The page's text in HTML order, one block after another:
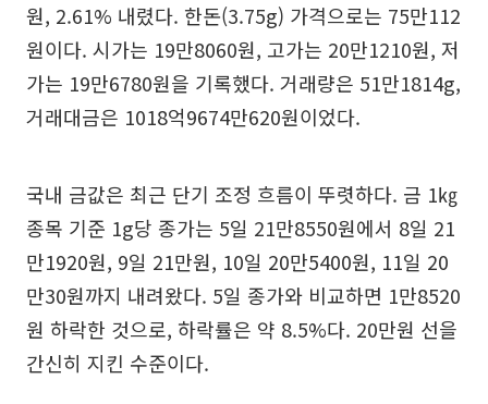
원, 2.61% 내렸다. 한돈(3.75g) 가격으로는 75만112
원이다. 시가는 19만8060원, 고가는 20만1210원, 저
가는 19만6780원을 기록했다. 거래량은 51만1814g,
거래대금은 1018억9674만620원이었다.
국내 금값은 최근 단기 조정 흐름이 뚜렷하다. 금 1㎏
종목 기준 1g당 종가는 5일 21만8550원에서 8일 21
만1920원, 9일 21만원, 10일 20만5400원, 11일 20
만30원까지 내려왔다. 5일 종가와 비교하면 1만8520
원 하락한 것으로, 하락률은 약 8.5%다. 20만원 선을
간신히 지킨 수준이다.